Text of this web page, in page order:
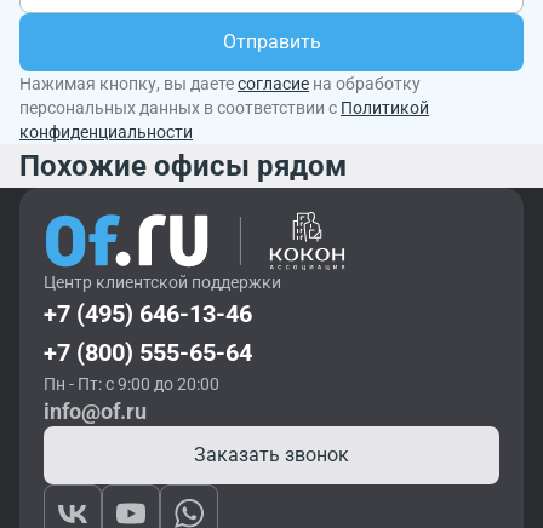
Отправить
Нажимая кнопку, вы даетесогласие на обработку
персональных данных в соответствии с Политикой
конфиденциальности
Похожие офисы рядом
Центр клиентской поддержки
+7 (495) 646-13-46
+7 (800) 555-65-64
Пн - Пт: с 9:00 до 20:00
info@of.ru
Заказать звонок